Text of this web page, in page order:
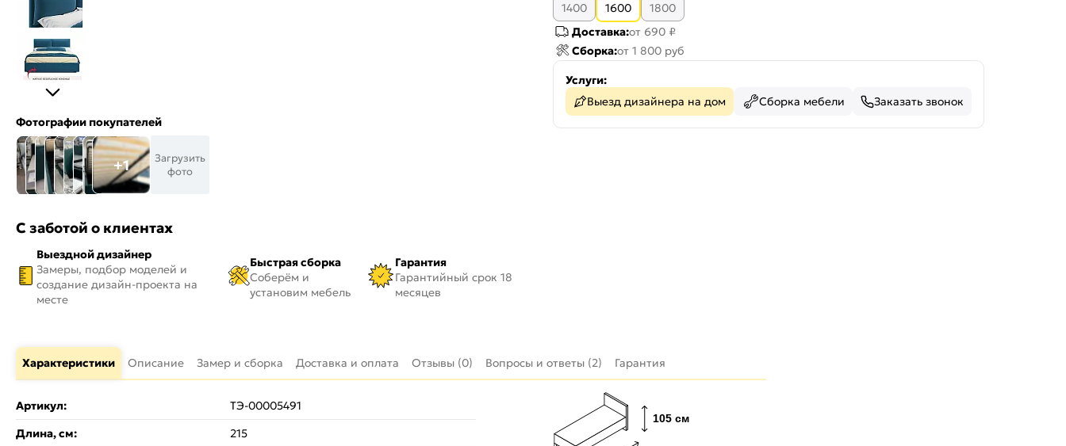
Фотографии покупателей
+1
Загрузить
фото
С заботой о клиентах
Выездной дизайнер
Замеры, подбор моделей и
создание дизайн-проекта на
месте
Быстрая сборка
Соберём и
установим мебель
Гарантия
Гарантийный срок 18
месяцев
1400
1600
1800
Доставка:от 690 ₽
Сборка:от 1 800 руб
Услуги:
Выезд дизайнера на дом
Сборка мебели Заказать звонок
Характеристики Описание Замер и сборка Доставка и оплата Отзывы (0) Вопросы и ответы (2) Гарантия
Артикул:
ТЭ-00005491
Длина, см:
215